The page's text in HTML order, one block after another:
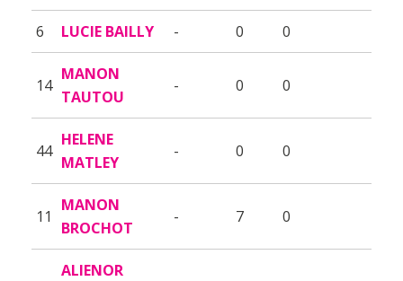
6 LUCIE BAILLY - 0 0
14
MANON
TAUTOU
- 0 0
44
HELENE
MATLEY
- 0 0
11
MANON
BROCHOT
- 7 0
ALIENOR